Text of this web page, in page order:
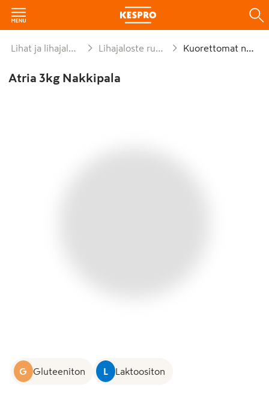
Lihat ja lihajalosteet Lihajaloste ruokaan Kuorettomat nakit
Atria 3kg Nakkipala
G Gluteeniton L Laktoositon